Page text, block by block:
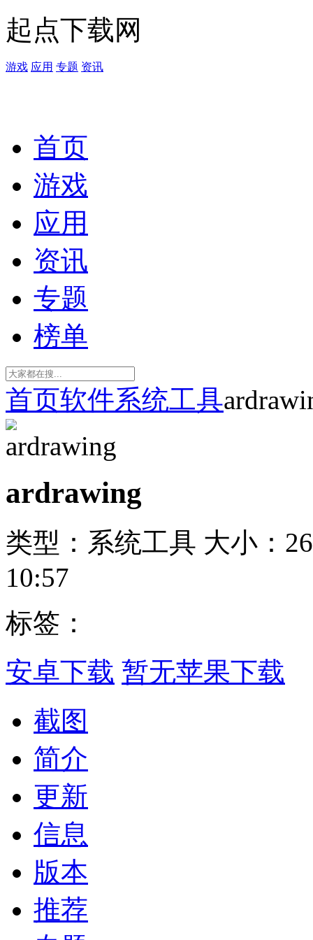
起点下载网
游戏 应用 专题 资讯
首页
游戏
应用
资讯
专题
榜单
首页软件系统工具
ardrawing
类型：系统工具 大小：
10:57
标签：
安卓下载 暂无苹果下载
截图
简介
更新
信息
版本
推荐